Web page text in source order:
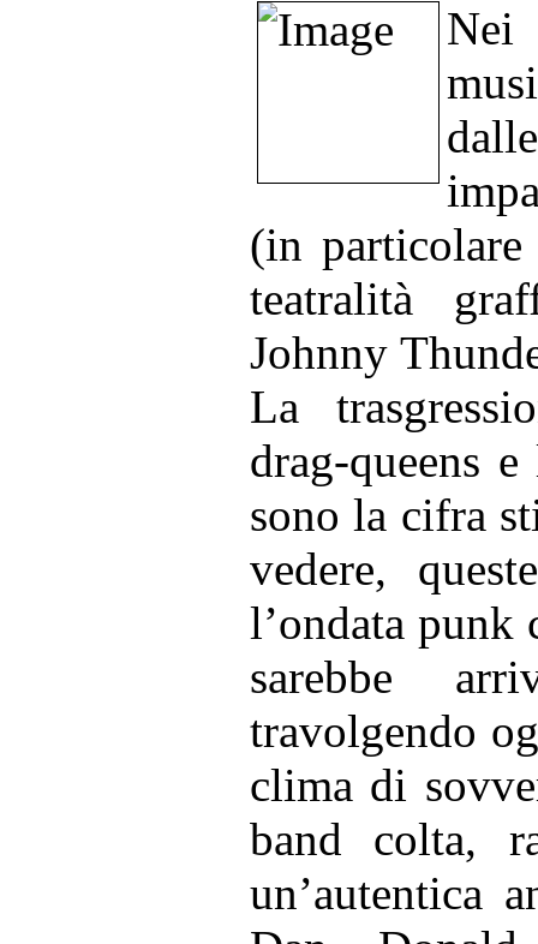
Nei
(in
teatralità
Johnny
La
drag-queens
sono la cifra
vedere,
l’ondata punk
sarebbe
travolgendo
clima di
band colta,
un’autentica